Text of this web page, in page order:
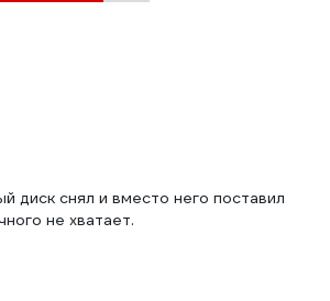
диск снял и вместо него поставил
не хватает.